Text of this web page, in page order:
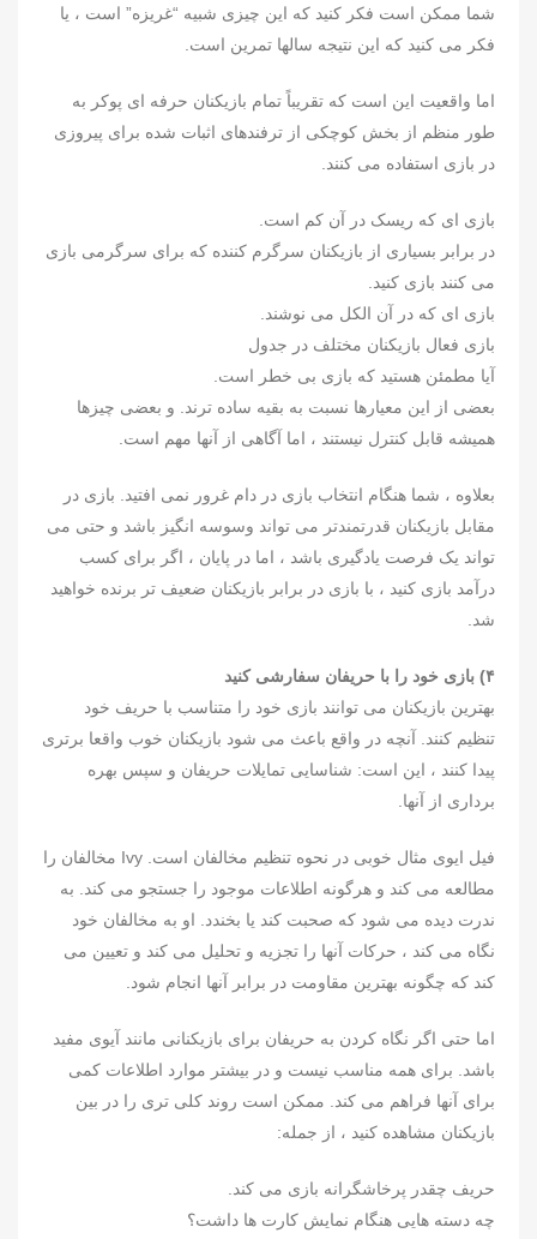
شما ممکن است فکر کنید که این چیزی شبیه “غریزه” است ، یا
فکر می کنید که این نتیجه سالها تمرین است.
اما واقعیت این است که تقریباً تمام بازیکنان حرفه ای پوکر به
طور منظم از بخش کوچکی از ترفندهای اثبات شده برای پیروزی
در بازی استفاده می کنند.
بازی ای که ریسک در آن کم است.
در برابر بسیاری از بازیکنان سرگرم کننده که برای سرگرمی بازی
می کنند بازی کنید.
بازی ای که در آن الکل می نوشند.
بازی فعال بازیکنان مختلف در جدول
آیا مطمئن هستید که بازی بی خطر است.
بعضی از این معیارها نسبت به بقیه ساده ترند. و بعضی چیزها
همیشه قابل کنترل نیستند ، اما آگاهی از آنها مهم است.
بعلاوه ، شما هنگام انتخاب بازی در دام غرور نمی افتید. بازی در
مقابل بازیکنان قدرتمندتر می تواند وسوسه انگیز باشد و حتی می
تواند یک فرصت یادگیری باشد ، اما در پایان ، اگر برای کسب
درآمد بازی کنید ، با بازی در برابر بازیکنان ضعیف تر برنده خواهید
شد.
۴) بازی خود را با حریفان سفارشی کنید
بهترین بازیکنان می توانند بازی خود را متناسب با حریف خود
تنظیم کنند. آنچه در واقع باعث می شود بازیکنان خوب واقعا برتری
پیدا کنند ، این است: شناسایی تمایلات حریفان و سپس بهره
برداری از آنها.
فیل ایوی مثال خوبی در نحوه تنظیم مخالفان است. Ivy مخالفان را
مطالعه می کند و هرگونه اطلاعات موجود را جستجو می کند. به
ندرت دیده می شود که صحبت کند یا بخندد. او به مخالفان خود
نگاه می کند ، حرکات آنها را تجزیه و تحلیل می کند و تعیین می
کند که چگونه بهترین مقاومت در برابر آنها انجام شود.
اما حتی اگر نگاه کردن به حریفان برای بازیکنانی مانند آیوی مفید
باشد. برای همه مناسب نیست و در بیشتر موارد اطلاعات کمی
برای آنها فراهم می کند. ممکن است روند کلی تری را در بین
بازیکنان مشاهده کنید ، از جمله:
حریف چقدر پرخاشگرانه بازی می کند.
چه دسته هایی هنگام نمایش کارت ها داشت؟